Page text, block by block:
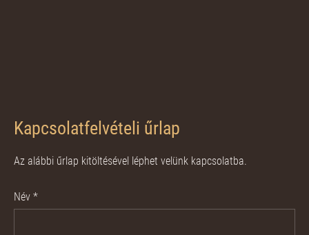
Kapcsolatfelvételi űrlap
Az alábbi űrlap kitöltésével léphet velünk kapcsolatba.
Név *